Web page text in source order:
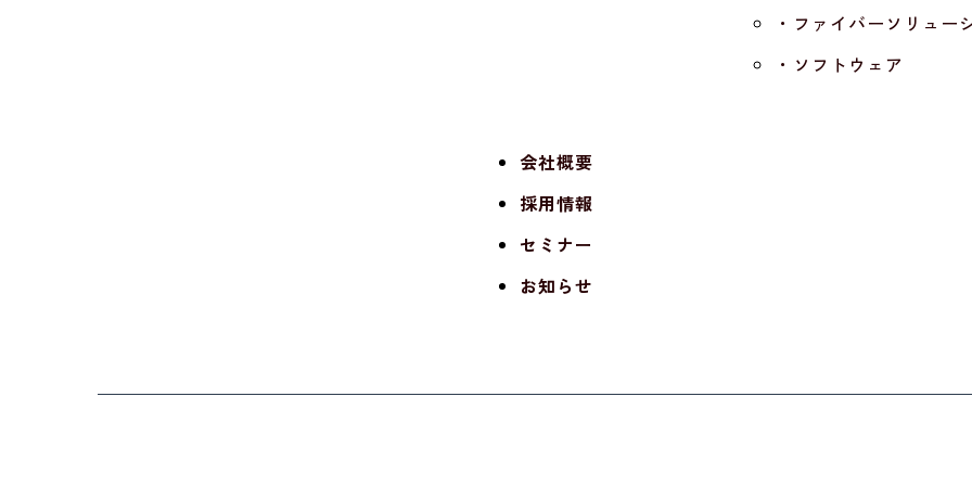
・ファイバーソリュー
・ソフトウェア
会社概要
採用情報
セミナー
お知らせ